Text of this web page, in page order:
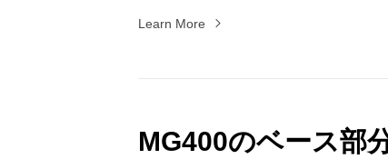
Learn More
MG400のベース部